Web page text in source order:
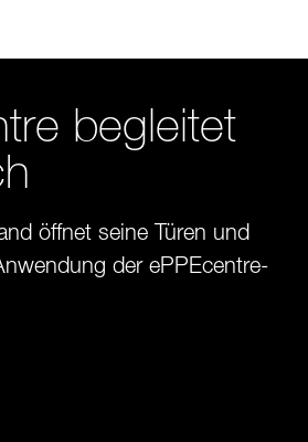
begleitet
öffnet seine Türen und
der ePPEcentre-